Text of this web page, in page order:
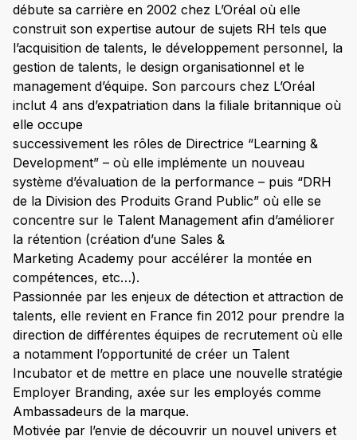
débute sa carrière en 2002 chez L’Oréal où elle
construit son expertise autour de sujets RH tels que
l’acquisition de talents, le développement personnel, la
gestion de talents, le design organisationnel et le
management d’équipe. Son parcours chez L’Oréal
inclut 4 ans d’expatriation dans la filiale britannique où
elle occupe
successivement les rôles de Directrice “Learning &
Development” – où elle implémente un nouveau
système d’évaluation de la performance – puis “DRH
de la Division des Produits Grand Public” où elle se
concentre sur le Talent Management afin d’améliorer
la rétention (création d’une Sales &
Marketing Academy pour accélérer la montée en
compétences, etc…).
Passionnée par les enjeux de détection et attraction de
talents, elle revient en France fin 2012 pour prendre la
direction de différentes équipes de recrutement où elle
a notamment l’opportunité de créer un Talent
Incubator et de mettre en place une nouvelle stratégie
Employer Branding, axée sur les employés comme
Ambassadeurs de la marque.
Motivée par l’envie de découvrir un nouvel univers et